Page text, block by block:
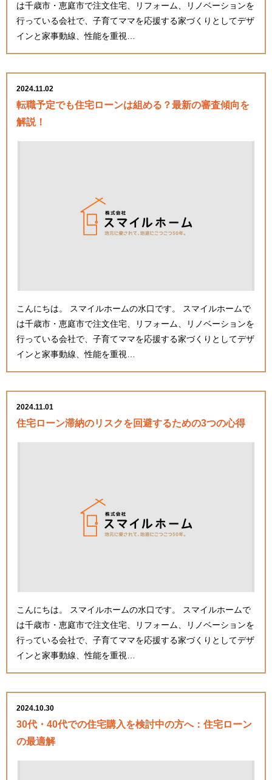
は千歳市・恵庭市で注文住宅、リフォーム、リノベーションを
行っている会社で、子育てママを応援する家づくりとしてデザ
インと家事動線、性能を重視…
2024.11.02
転職予定でも住宅ローンは組める？最新の審査傾向を
解説！
こんにちは。 スマイルホームの水口です。 スマイルホームで
は千歳市・恵庭市で注文住宅、リフォーム、リノベーションを
行っている会社で、子育てママを応援する家づくりとしてデザ
インと家事動線、性能を重視…
2024.11.01
住宅ローン滞納のリスクを回避するための3つの心得
こんにちは。 スマイルホームの水口です。 スマイルホームで
は千歳市・恵庭市で注文住宅、リフォーム、リノベーションを
行っている会社で、子育てママを応援する家づくりとしてデザ
インと家事動線、性能を重視…
2024.10.30
30代・40代での住宅購入を検討中の方へ：住宅ローン
の最適解